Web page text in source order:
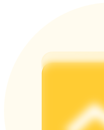
Deposit & Trade BTC